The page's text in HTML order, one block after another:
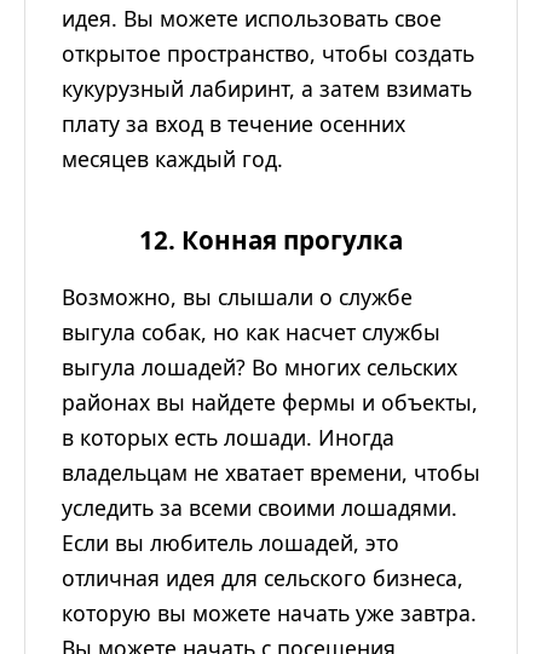
идея. Вы можете использовать свое
открытое пространство, чтобы создать
кукурузный лабиринт, а затем взимать
плату за вход в течение осенних
месяцев каждый год.
12. Конная прогулка
Возможно, вы слышали о службе
выгула собак, но как насчет службы
выгула лошадей? Во многих сельских
районах вы найдете фермы и объекты,
в которых есть лошади. Иногда
владельцам не хватает времени, чтобы
уследить за всеми своими лошадями.
Если вы любитель лошадей, это
отличная идея для сельского бизнеса,
которую вы можете начать уже завтра.
Вы можете начать с посещения